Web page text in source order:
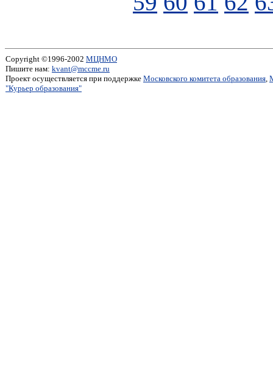
Copyright ©1996-2002 МЦНМО
Пишите нам: kvant@mccme.ru
Проект осуществляется при поддержке Московского комитета образования,
"Курьер образования"